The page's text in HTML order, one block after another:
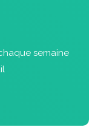
semaine